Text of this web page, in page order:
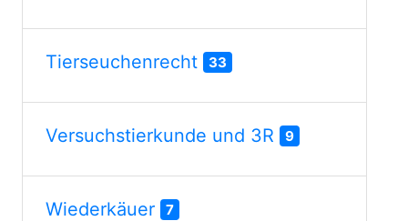
Tierseuchenrecht 33
Versuchstierkunde und 3R 9
Wiederkäuer 7